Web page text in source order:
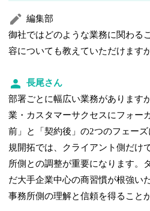
編集部
御社ではどのような業務に関わる
容についても教えていただけます
長尾さん
部署ごとに幅広い業務があります
業・カスタマーサクセスにフォー
前」と「契約後」の2つのフェー
規開拓では、クライアント側だけ
所側との調整が重要になります。
だ大手企業中心の商習慣が根強い
事務所側の理解と信頼を得ること